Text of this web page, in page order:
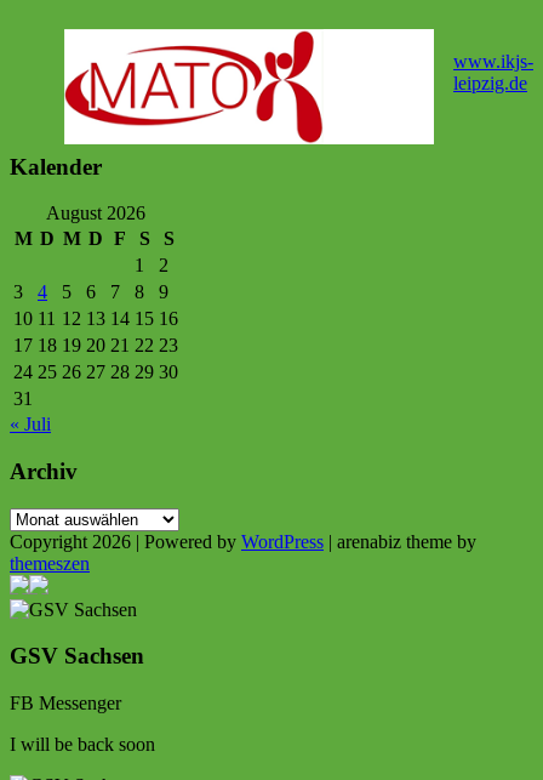
www.ikjs-
leipzig.de
Kalender
August 2026
M D M D F S
S
1
2
3
4 5 6 7 8
9
10 11 12 13 14 15 16
17 18 19 20 21 22 23
24 25 26 27 28 29 30
31
« Juli
Archiv
Archiv
Copyright 2026 | Powered by WordPress | arenabiz theme by
themeszen
GSV Sachsen
FB Messenger
I will be back soon